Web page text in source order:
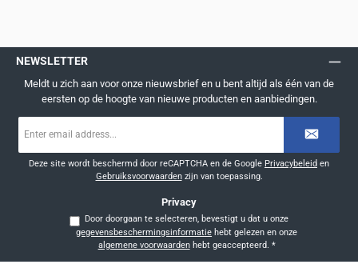
NEWSLETTER
Meldt u zich aan voor onze nieuwsbrief en u bent altijd als één van de
eersten op de hoogte van nieuwe producten en aanbiedingen.
mailadres
Deze site wordt beschermd door reCAPTCHA en de Google Privacybeleid en
Gebruiksvoorwaardenzijn van toepassing.
Privacy
Door doorgaan te selecteren, bevestigt u dat u onze
gegevensbeschermingsinformatie
algemene voorwaardenhebt geaccepteerd. *